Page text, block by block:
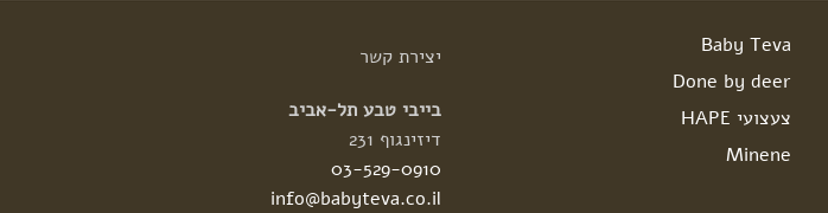
Baby Teva
Done by deer
צעצועי HAPE
Minene
יצירתקשר
בייבי טבע תל-אביב
דיזינגוף 231
03-529-0910
info@babyteva.co.il